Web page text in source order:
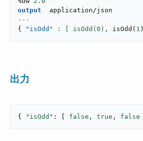
output
application/json
---
{
"isOdd" : [ isOdd( 0 ), isOdd ( 1 )
出力
{ "isOdd" : [ false , true , false